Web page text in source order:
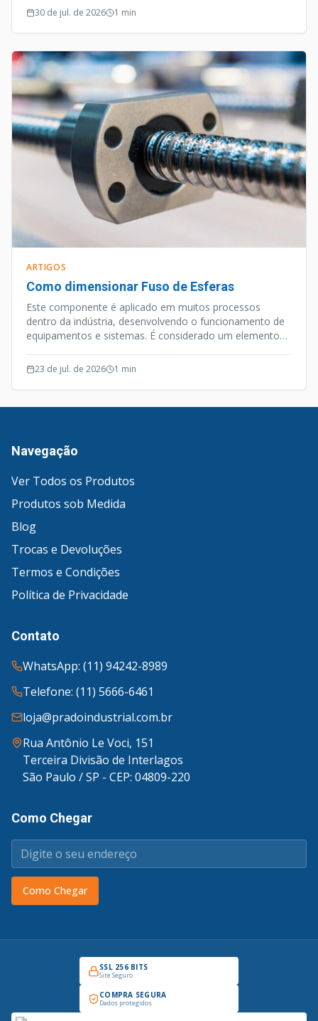
30 de jul. de 2026 1 min
ARTIGOS
Como dimensionar Fuso de Esferas
Este componente é aplicado em muitos processos
dentro da indústria, desenvolvendo o funcionamento de
equipamentos e sistemas. É considerado um elemento
opera de forma silenciosa e efetiva.
23 de jul. de 2026 1 min
Navegação
Ver Todos os Produtos
Produtos sob Medida
Blog
Trocas e Devoluções
Termos e Condições
Política de Privacidade
Contato
WhatsApp: (11) 94242-8989
Telefone: (11) 5666-6461
loja@pradoindustrial.com.br
Rua Antônio Le Voci, 151
Terceira Divisão de Interlagos
São Paulo / SP - CEP: 04809-220
Como Chegar
Como Chegar
SSL 256 BITS
Site Seguro
COMPRA SEGURA
Dados protegidos